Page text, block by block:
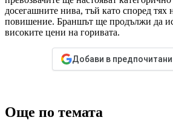
досегашните нива, тъй като според тях
повишение. Браншът ще продължи да
високите цени на горивата.
Добави в
Още по темата